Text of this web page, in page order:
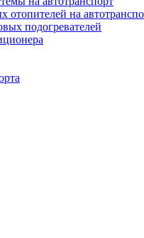
отопителей на
подогревателей